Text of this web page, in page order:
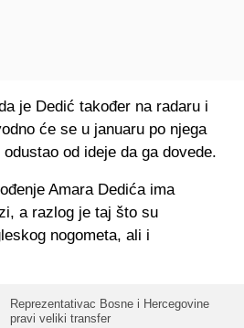
je Dedić također na radaru i
će se u januaru po njega
od ideje da ga dovede.
Amara Dedića ima
a razlog je taj što su
nogometa, ali i
Reprezentativac Bosne i Hercegovine
pravi veliki transfer